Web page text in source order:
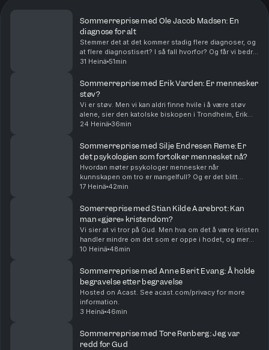
Sommerreprise med Ole Jacob Madsen: En
diagnose for alt
Stemmer det at det kommer stadig flere diagnoser, og
at flere diagnostisert? I så fall hvorfor? Og får vi bedre
psykisk helse ved å vite mye om psykologi? Ole
31 Heinä 51min
Sommerreprise med Erik Varden: Er mennesker
støv?
Vi er støv. Men vi kan aldri finne hvile i å være støv
alene, sier den katolske biskopen i Trondheim, Erik
Varden. Hvordan blir vi mer enn støv? Og er det
24 Heinä 36min
Sommerreprise med Silje Endresen Reme: Er
det psykologien som fortolker mennesket nå?
Hvordan møter psykologer mennesker når
kunnskapen om tro er mangelfull? Og er det blitt
psykologien, ikke religionen, som er den
menneske? Hva har i ...
17 Heinä 42min
Somerreprise med Stian Kilde Aarebrot: Kan
man «gjøre» kristendom?
Vi sier at vi tror på Gud. Men hva om det å være kristen
handler mindre om det som er oppe i hodet, og mer
om hva vi gjør? Prest i Areopagos Stian Kilde Aarebrot
10 Heinä 48min
Sommerreprise med Anne Berit Evang: Å holde
begravelse etter begravelse
Hosted on Acast. See acast.com/privacy for more
information.
3 Heinä 46min
Sommerreprise med Tore Renberg: Jeg var
redd for Gud